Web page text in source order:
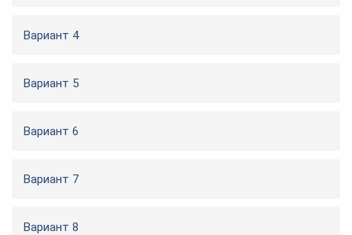
Вариант 4
Вариант 5
Вариант 6
Вариант 7
Вариант 8